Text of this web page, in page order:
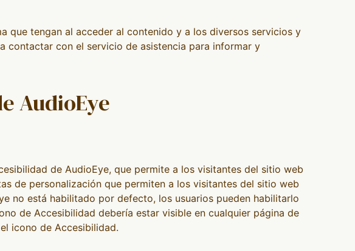
que tengan al acceder al contenido y a los diversos servicios y
contactar con el servicio de asistencia para informar y
AudioEye
de AudioEye, que permite a los visitantes del sitio web
de personalización que permiten a los visitantes del sitio web
no está habilitado por defecto, los usuarios pueden habilitarlo
de Accesibilidad debería estar visible en cualquier página de
icono de Accesibilidad.